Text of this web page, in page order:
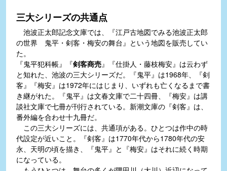
三大シリーズの共通点
池波正太郎記念文庫では、『江戸古地図でみる池波正太郎
の世界 鬼平・剣客・梅安の舞台』という地図を販売してい
た。
『鬼平犯科帳』『剣客商売』『仕掛人・藤枝梅安』は云わず
と知れた、池波の三大シリーズだ。『鬼平』は1968年、『剣
客』『梅安』は1972年にはじまり、いずれも亡くなるまで書
き継がれた。『鬼平』は文春文庫で二十四冊、『梅安』は講
談社文庫で七冊が刊行されている。新潮文庫の『剣客』は、
番外編を合わせ十九冊だ。
この三大シリーズには、共通項がある。ひとつは作中の時
代設定が近いこと。『剣客』は1770年代から1780年代の安
永、天明の頃を描き、『鬼平』と『梅安』はそれに続く時期
になっている。